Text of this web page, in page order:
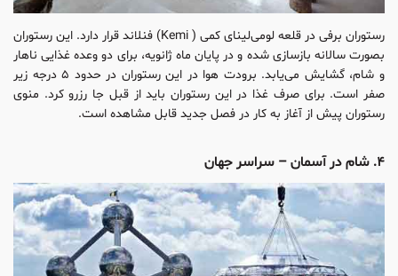
رستوران برفی در قلعه لومی‌لینای کمی ( Kemi) فنلاند قرار دارد. این رستوران
بصورت سالانه بازسازی شده و در پایان ماه ژانویه، برای دو وعده غذایی ناهار
و شام، گشایش می‌یابد. برودت هوا در این رستوران در حدود ۵ درجه زیر
صفر است. برای صرف غذا در این رستوران باید از قبل جا رزرو کرد. منوی
رستوران پیش از آغاز به کار در فصل جدید قابل مشاهده است.
۴. شام در آسمان – سراسر جهان